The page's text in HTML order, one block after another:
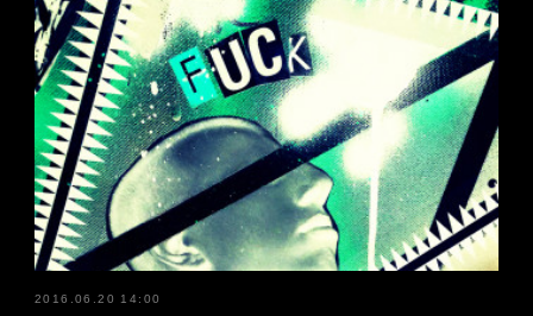
2016.06.20 14:00